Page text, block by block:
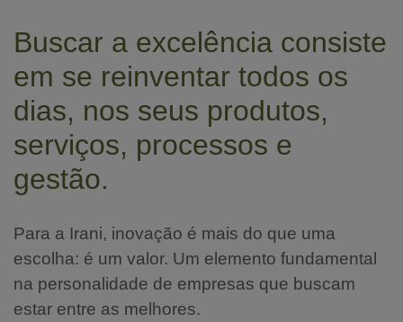
Buscar a excelência consiste
em se reinventar todos os
dias, nos seus produtos,
serviços, processos e
gestão.
Para a Irani, inovação é mais do que uma
escolha: é um valor. Um elemento fundamental
na personalidade de empresas que buscam
estar entre as melhores.